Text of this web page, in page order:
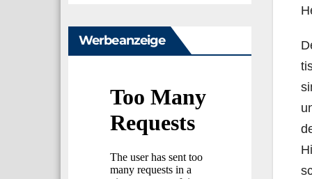
Werbeanzeige